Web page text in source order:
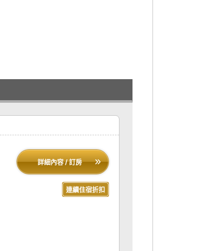
詳細內容 / 訂房
連續住宿折扣